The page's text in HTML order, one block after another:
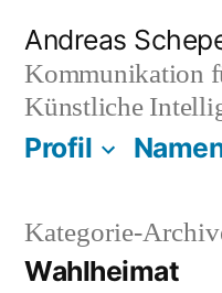
Inhalt
springen
Andreas
Kommunikation
Künstliche
Profil
Kategorie-
Wahlheimat